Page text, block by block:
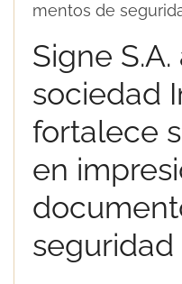
mentos de
Signe
sociedad
fortalece
en
seguridad